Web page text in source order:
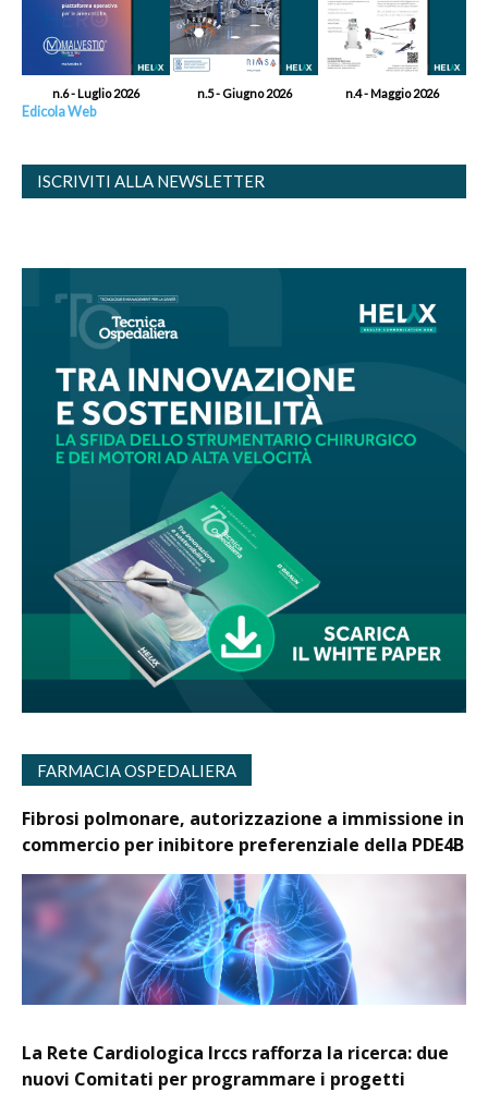
n.6 - Luglio 2026 n.5 - Giugno 2026 n.4 - Maggio 2026
Edicola Web
ISCRIVITI ALLA NEWSLETTER
FARMACIA OSPEDALIERA
Fibrosi polmonare, autorizzazione a immissione in
commercio per inibitore preferenziale della PDE4B
La Rete Cardiologica Irccs rafforza la ricerca: due
nuovi Comitati per programmare i progetti